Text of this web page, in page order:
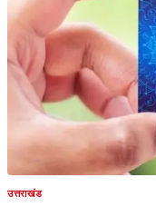
उत्तराखंड